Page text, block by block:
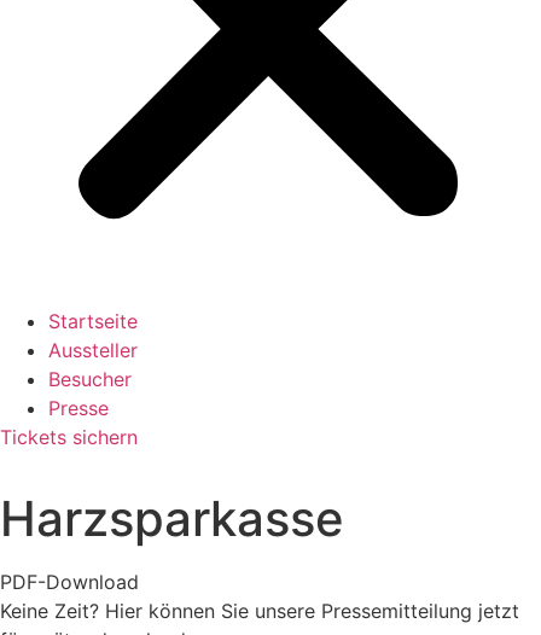
Startseite
Aussteller
Besucher
Presse
Tickets sichern
Harzsparkasse
PDF-Download
Keine Zeit? Hier können Sie unsere Pressemitteilung jetzt